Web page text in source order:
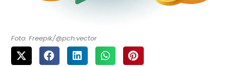
Foto: Freepik/@pch.vector